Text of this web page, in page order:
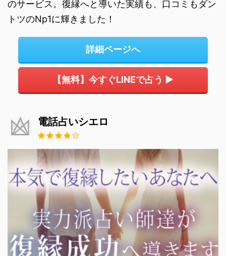
のサービス。復縁へと導いた実績も、口コミもダン
トツのNp1に輝きました！
詳細ページへ
【無料】今すぐLINEで占う ▶
電話占いシエロ